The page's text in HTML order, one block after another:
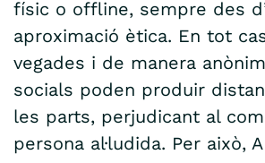
físic o offline, sempre des
aproximació ètica. En tot
vegades i de manera
socials poden produir
les parts, perjudicant al
persona al·ludida. Per això,